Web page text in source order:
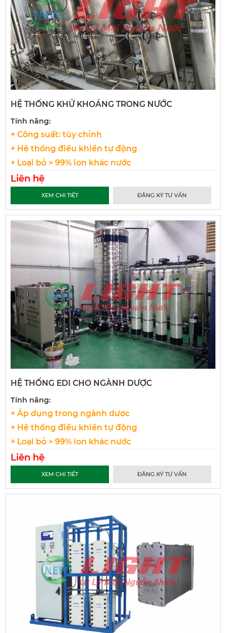
HỆ THỐNG KHỬ KHOÁNG TRONG NƯỚC
Tính năng:
+ Công suất: tùy chỉnh
+ Hệ thống điều khiển tự động
+ Loại bỏ > 99% ion khác nước
Liên hệ
XEM CHI TIẾT ĐĂNG KÝ TƯ VẤN
HỆ THỐNG EDI CHO NGÀNH DƯỢC
Tính năng:
+ Áp dụng trong ngành dược
+ Hệ thống điều khiển tự động
+ Loại bỏ > 99% ion khác nước
Liên hệ
XEM CHI TIẾT ĐĂNG KÝ TƯ VẤN